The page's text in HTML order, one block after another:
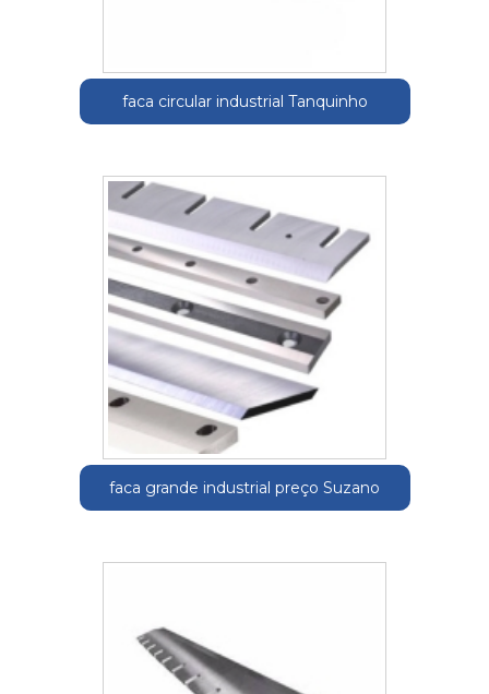
faca circular industrial Tanquinho
faca grande industrial preço Suzano